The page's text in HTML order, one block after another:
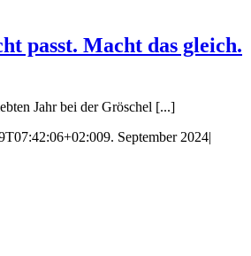
passt. Macht das gleich.
Jahr bei der Gröschel [...]
9. September 2024|